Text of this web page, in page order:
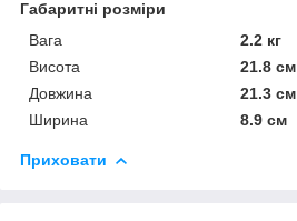
Габаритні розміри
Вага
2.2 кг
Висота
21.8 см
Довжина
21.3 см
Ширина
8.9 см
Приховати